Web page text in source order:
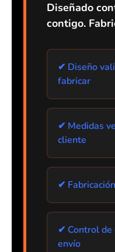
Diseñado
contigo.
✔ Diseño
fabricar
✔ Medidas
cliente
✔
✔ Control de
envío